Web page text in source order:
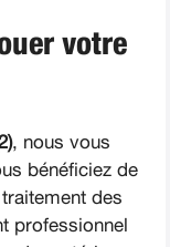
votre
, nous vous
bénéficiez de
des
professionnel